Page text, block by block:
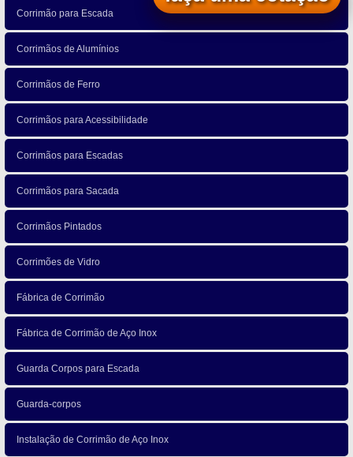
Corrimão para Escada
Corrimãos de Alumínios
Corrimãos de Ferro
Corrimãos para Acessibilidade
Corrimãos para Escadas
Corrimãos para Sacada
Corrimãos Pintados
Corrimões de Vidro
Fábrica de Corrimão
Fábrica de Corrimão de Aço Inox
Guarda Corpos para Escada
Guarda-corpos
Instalação de Corrimão de Aço Inox